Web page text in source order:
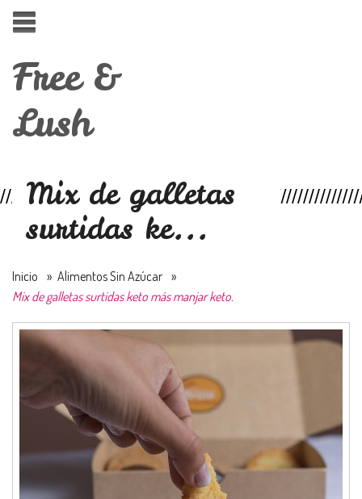
Free &
Lush
Mix de galletas
surtidas ke...
Inicio » Alimentos Sin Azúcar »
Mix de galletas surtidas keto más manjar keto.